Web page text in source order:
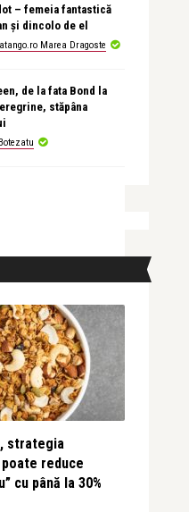
– femeia fantastică
și dincolo de el
Marea Dragoste
de la fata Bond la
stăpâna
strategia
reduce
cu până la 30%